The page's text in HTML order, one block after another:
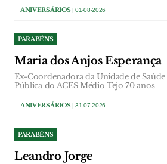
ANIVERSÁRIOS| 01-08-2026
PARABÉNS
Maria dos Anjos Esperança
Ex-Coordenadora da Unidade de Saúde
Pública do ACES Médio Tejo 70 anos
ANIVERSÁRIOS| 31-07-2026
PARABÉNS
Leandro Jorge